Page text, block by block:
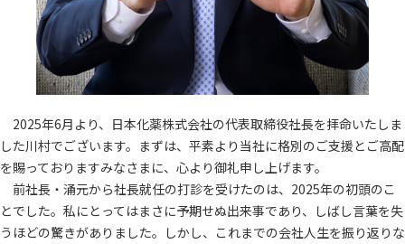
2025年6月より、日本化薬株式会社の代表取締役社長を拝命いたしま
した川村でございます。まずは、平素より当社に格別のご支援とご高配
を賜っておりますみなさまに、心より御礼申し上げます。
前社長・涌元から社長就任の打診を受けたのは、2025年の初頭のこ
とでした。私にとってはまさに予期せぬ出来事であり、しばし言葉を失
うほどの驚きがありました。しかし、これまでの会社人生を振り返りな